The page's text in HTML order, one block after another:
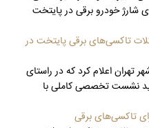
شارژ خودرو برقی در پایتخت
تاکسی‌های برقی پایتخت در
تهران اعلام کرد که در راستای
نشست تخصصی کاملی با
تاکسی‌های برقی